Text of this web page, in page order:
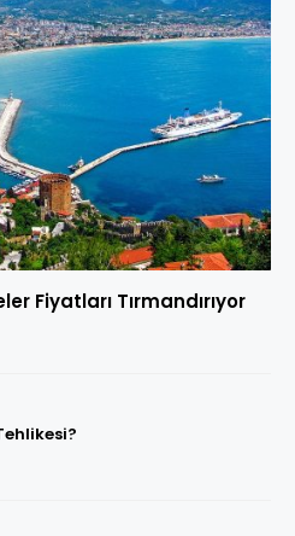
Fiyatları Tırmandırıyor